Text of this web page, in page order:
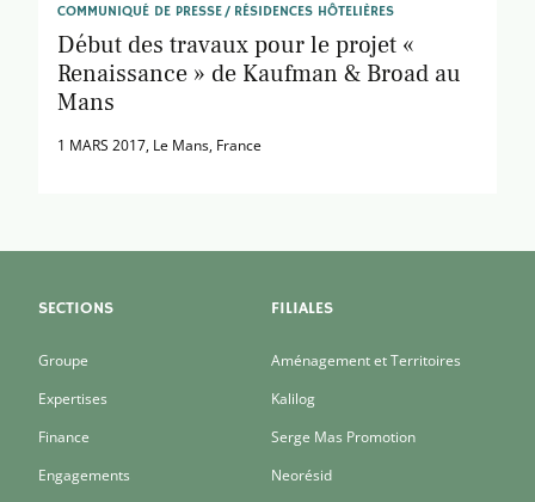
COMMUNIQUÉ DE PRESSE
RÉSIDENCES HÔTELIÈRES
Début des travaux pour le projet «
Renaissance » de Kaufman & Broad au
Mans
1 MARS 2017, Le Mans, France
SECTIONS
Groupe
Expertises
Finance
Engagements
FILIALES
Aménagement et Territoires
Kalilog
Serge Mas Promotion
Neorésid